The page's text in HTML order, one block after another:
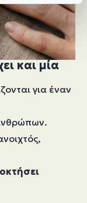
και μία
για έναν